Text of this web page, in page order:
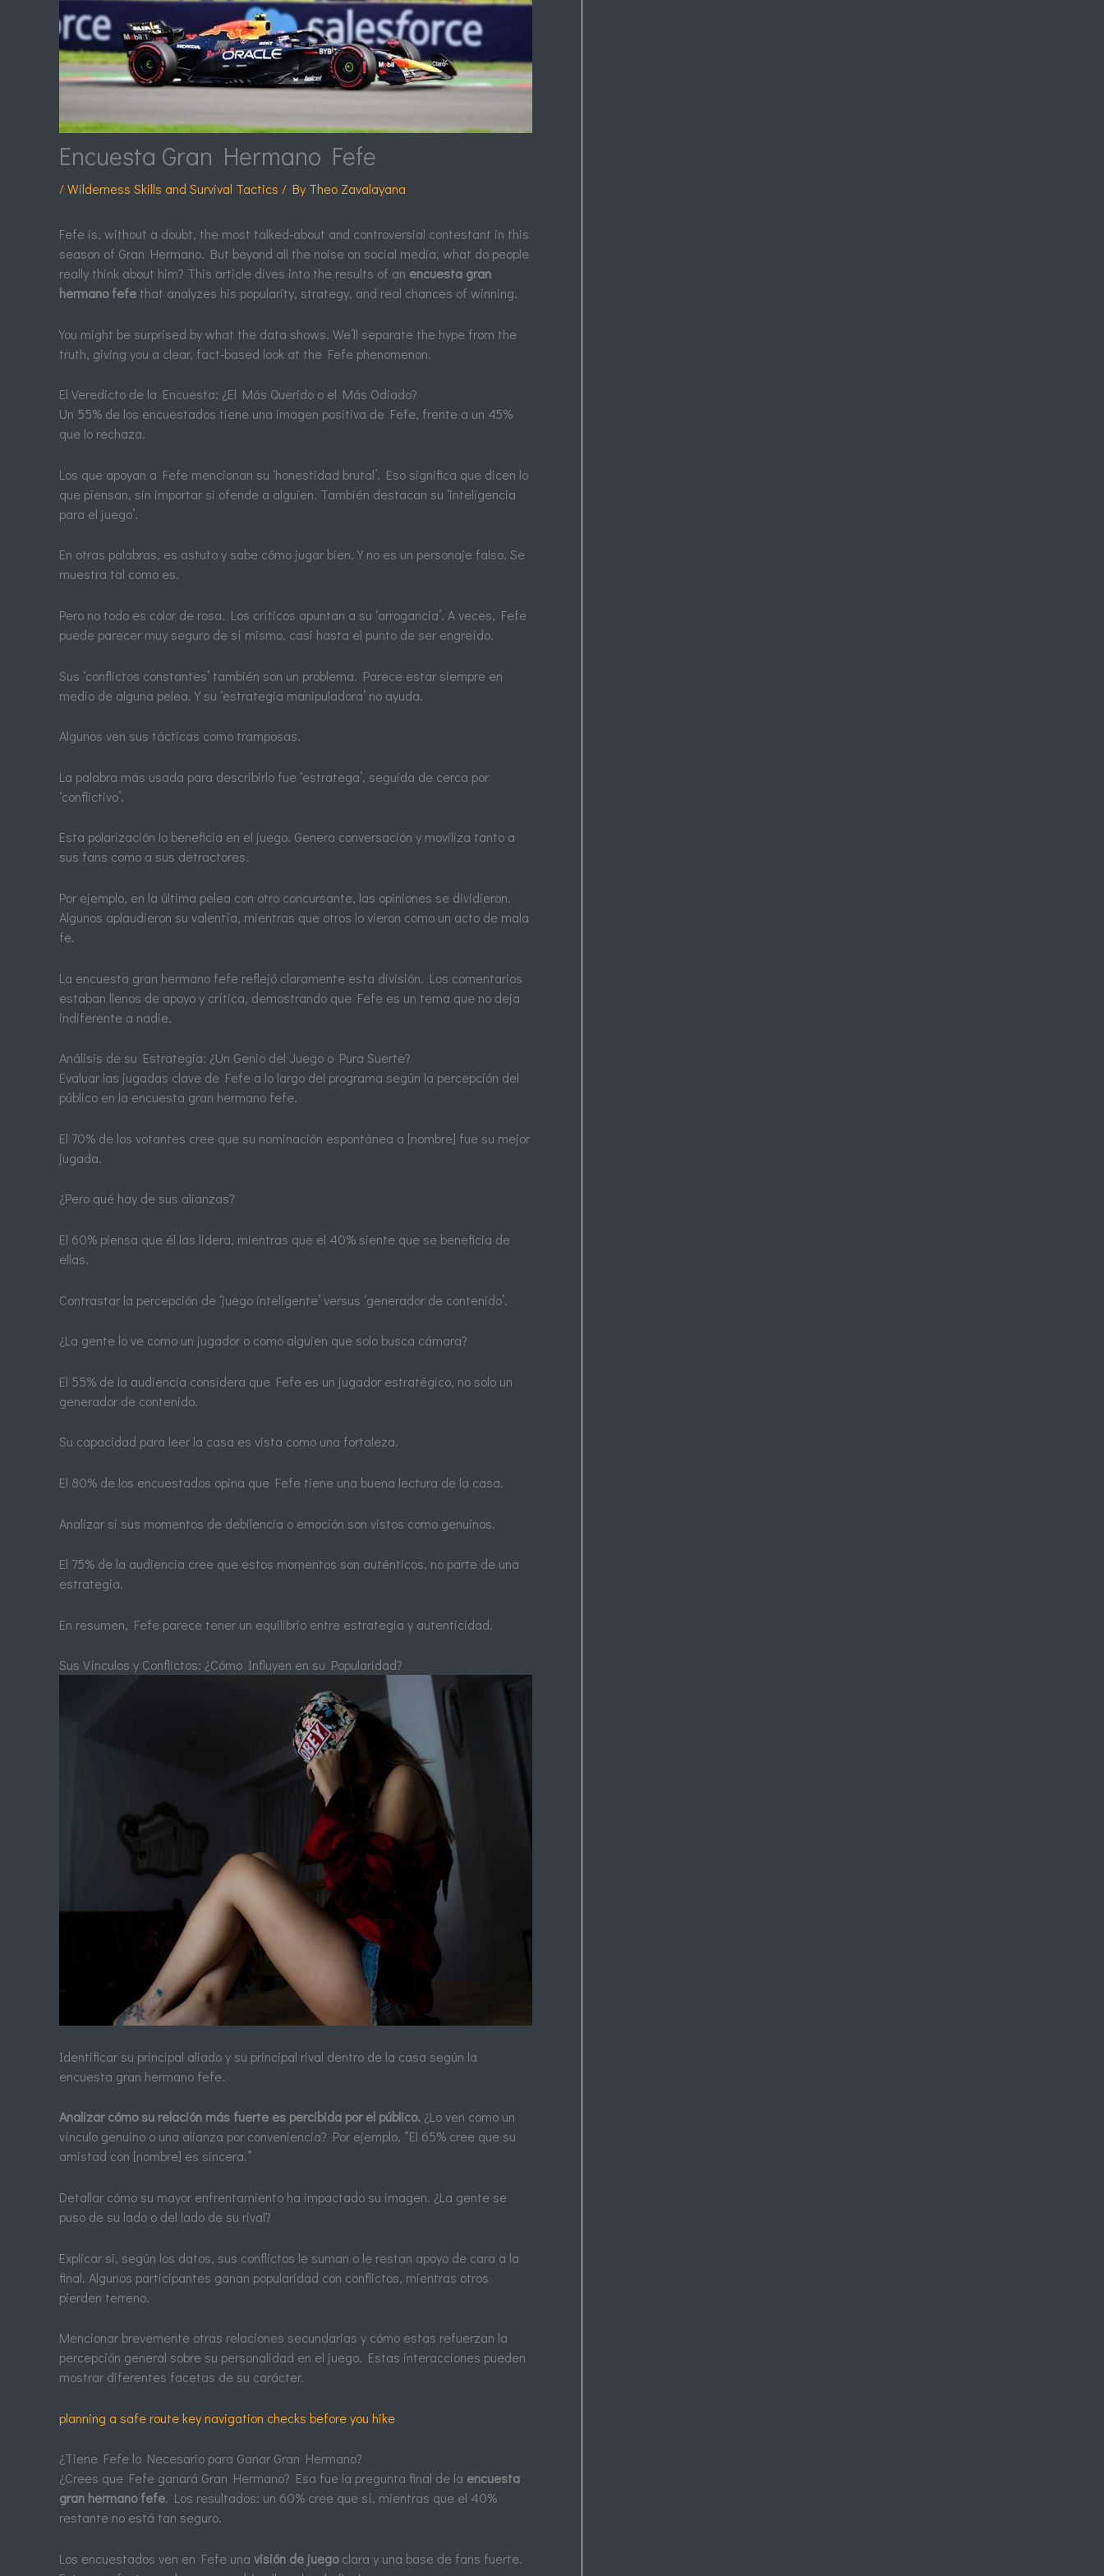
Encuesta Gran Hermano Fefe
/Wilderness Skills and Survival Tactics / By Theo Zavalayana
Fefe is, without a doubt, the most talked-about and controversial contestant in this
season of Gran Hermano. But beyond all the noise on social media, what do people
really think about him? This article dives into the results of an encuesta gran
hermano fefe that analyzes his popularity, strategy, and real chances of winning.
You might be surprised by what the data shows. We’ll separate the hype from the
truth, giving you a clear, fact-based look at the Fefe phenomenon.
El Veredicto de la Encuesta: ¿El Más Querido o el Más Odiado?
Un 55% de los encuestados tiene una imagen positiva de Fefe, frente a un 45%
que lo rechaza.
Los que apoyan a Fefe mencionan su ‘honestidad brutal’. Eso significa que dicen lo
que piensan, sin importar si ofende a alguien. También destacan su ‘inteligencia
para el juego’.
En otras palabras, es astuto y sabe cómo jugar bien. Y no es un personaje falso. Se
muestra tal como es.
Pero no todo es color de rosa. Los críticos apuntan a su ‘arrogancia’. A veces, Fefe
puede parecer muy seguro de sí mismo, casi hasta el punto de ser engreído.
Sus ‘conflictos constantes’ también son un problema. Parece estar siempre en
medio de alguna pelea. Y su ‘estrategia manipuladora’ no ayuda.
Algunos ven sus tácticas como tramposas.
La palabra más usada para describirlo fue ‘estratega’, seguida de cerca por
‘conflictivo’.
Esta polarización lo beneficia en el juego. Genera conversación y moviliza tanto a
sus fans como a sus detractores.
Por ejemplo, en la última pelea con otro concursante, las opiniones se dividieron.
Algunos aplaudieron su valentía, mientras que otros lo vieron como un acto de mala
fe.
La encuesta gran hermano fefe reflejó claramente esta división. Los comentarios
estaban llenos de apoyo y crítica, demostrando que Fefe es un tema que no deja
indiferente a nadie.
Análisis de su Estrategia: ¿Un Genio del Juego o Pura Suerte?
Evaluar las jugadas clave de Fefe a lo largo del programa según la percepción del
público en la encuesta gran hermano fefe.
El 70% de los votantes cree que su nominación espontánea a [nombre] fue su mejor
jugada.
¿Pero qué hay de sus alianzas?
El 60% piensa que él las lidera, mientras que el 40% siente que se beneficia de
ellas.
Contrastar la percepción de ‘juego inteligente’ versus ‘generador de contenido’.
¿La gente lo ve como un jugador o como alguien que solo busca cámara?
El 55% de la audiencia considera que Fefe es un jugador estratégico, no solo un
generador de contenido.
Su capacidad para leer la casa es vista como una fortaleza.
El 80% de los encuestados opina que Fefe tiene una buena lectura de la casa.
Analizar si sus momentos de debilencia o emoción son vistos como genuinos.
El 75% de la audiencia cree que estos momentos son auténticos, no parte de una
estrategia.
En resumen, Fefe parece tener un equilibrio entre estrategia y autenticidad.
Sus Vínculos y Conflictos: ¿Cómo Influyen en su Popularidad?
Identificar su principal aliado y su principal rival dentro de la casa según la
encuesta gran hermano fefe.
Analizar cómo su relación más fuerte es percibida por el público. ¿Lo ven como un
vínculo genuino o una alianza por conveniencia? Por ejemplo, “El 65% cree que su
amistad con [nombre] es sincera.”
Detallar cómo su mayor enfrentamiento ha impactado su imagen. ¿La gente se
puso de su lado o del lado de su rival?
Explicar si, según los datos, sus conflictos le suman o le restan apoyo de cara a la
final. Algunos participantes ganan popularidad con conflictos, mientras otros
pierden terreno.
Mencionar brevemente otras relaciones secundarias y cómo estas refuerzan la
percepción general sobre su personalidad en el juego. Estas interacciones pueden
mostrar diferentes facetas de su carácter.
planning a safe route key navigation checks before you hike
¿Tiene Fefe lo Necesario para Ganar Gran Hermano?
¿Crees que Fefe ganará Gran Hermano? Esa fue la pregunta final de la encuesta
gran hermano fefe. Los resultados: un 60% cree que sí, mientras que el 40%
restante no está tan seguro.
Los encuestados ven en Fefe una visión de juegoclara y una base de fans fuerte.